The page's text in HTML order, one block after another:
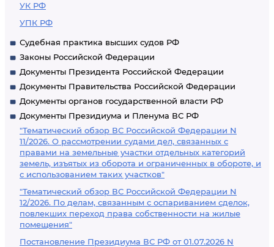
УК РФ
УПК РФ
Судебная практика высших судов РФ
Законы Российской Федерации
Документы Президента Российской Федерации
Документы Правительства Российской Федерации
Документы органов государственной власти РФ
Документы Президиума и Пленума ВС РФ
"Тематический обзор ВС Российской Федерации N
11/2026. О рассмотрении судами дел, связанных с
правами на земельные участки отдельных категорий
земель, изъятых из оборота и ограниченных в обороте, и
с использованием таких участков"
"Тематический обзор ВС Российской Федерации N
12/2026. По делам, связанным с оспариванием сделок,
повлекших переход права собственности на жилые
помещения"
Постановление Президиума ВС РФ от 01.07.2026 N